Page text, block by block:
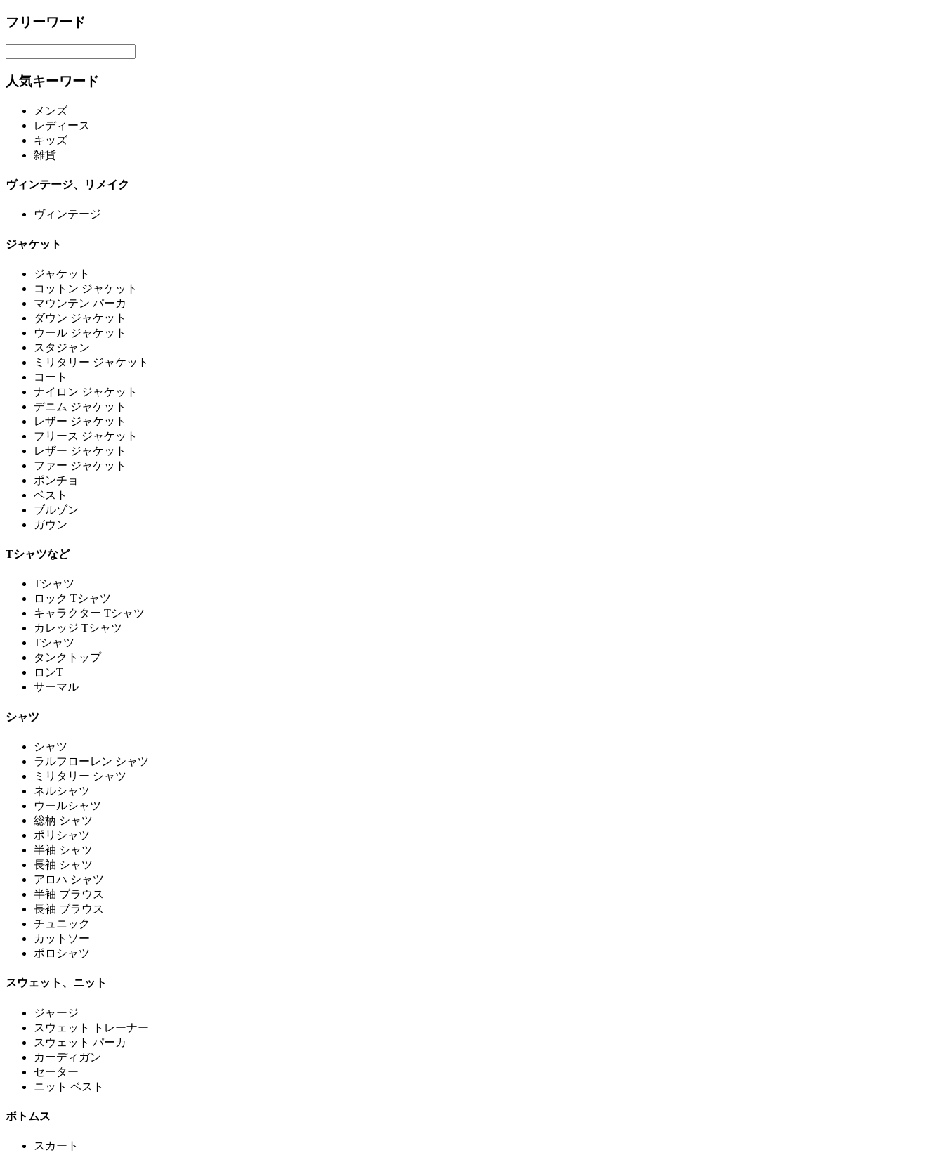
フリーワード
人気キーワード
メンズ
レディース
キッズ
雑貨
ヴィンテージ、リメイク
ヴィンテージ
ジャケット
ジャケット
コットン ジャケット
マウンテン パーカ
ダウン ジャケット
ウール ジャケット
スタジャン
ミリタリー ジャケット
コート
ナイロン ジャケット
デニム ジャケット
レザー ジャケット
フリース ジャケット
レザー ジャケット
ファー ジャケット
ポンチョ
ベスト
ブルゾン
ガウン
Tシャツなど
Tシャツ
ロック Tシャツ
キャラクター Tシャツ
カレッジ Tシャツ
Tシャツ
タンクトップ
ロンT
サーマル
シャツ
シャツ
ラルフローレン シャツ
ミリタリー シャツ
ネルシャツ
ウールシャツ
総柄 シャツ
ポリシャツ
半袖 シャツ
長袖 シャツ
アロハ シャツ
半袖 ブラウス
長袖 ブラウス
チュニック
カットソー
ポロシャツ
スウェット、ニット
ジャージ
スウェット トレーナー
スウェット パーカ
カーディガン
セーター
ニット ベスト
ボトムス
スカート